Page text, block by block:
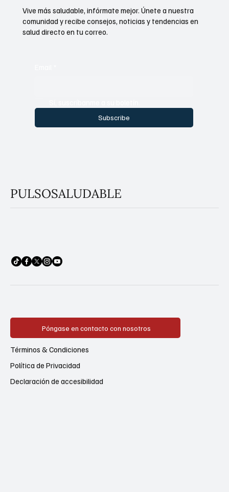
Subscribe
Vive más saludable, infórmate mejor. Únete a nuestra
comunidad y recibe consejos, noticias y tendencias en
salud directo en tu correo.
PULSOSALUDABLE
Póngase en contacto con nosotros
Política de Privacidad
Términos & Condiciones
Declaración de accesibilidad